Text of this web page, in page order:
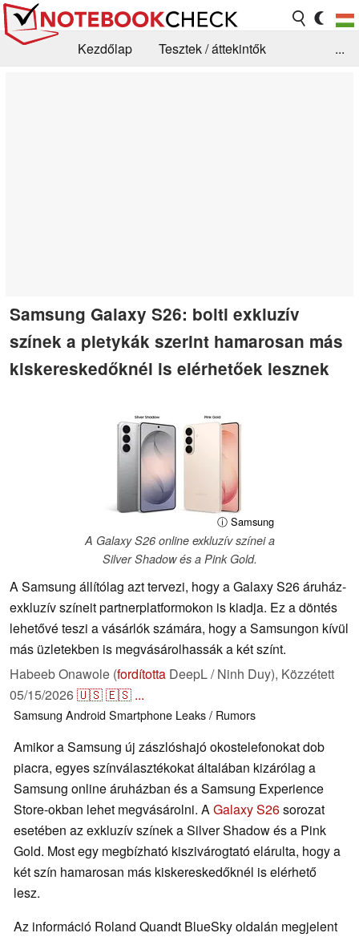
Kezdőlap
Tesztek / áttekintők
...
Samsung Galaxy S26: bolti exkluzív
színek a pletykák szerint hamarosan más
kiskereskedőknél is elérhetőek lesznek
ⓘ Samsung
A Galaxy S26 online exkluzív színei a
Silver Shadow és a Pink Gold.
A Samsung állítólag azt tervezi, hogy a Galaxy S26 áruház-
exkluzív színeit partnerplatformokon is kiadja. Ez a döntés
lehetővé teszi a vásárlók számára, hogy a Samsungon kívül
más üzletekben is megvásárolhassák a két színt.
Habeeb Onawole (fordította DeepL / Ninh Duy), Közzétett
05/15/2026🇺🇸🇪🇸 ...
Samsung AndroidSmartphone Leaks / Rumors
Amikor a Samsung új zászlóshajó okostelefonokat dob
piacra, egyes színválasztékokat általában kizárólag a
Samsung online áruházban és a Samsung Experience
Store-okban lehet megvásárolni. AGalaxy S26sorozat
esetében az exkluzív színek a Silver Shadow és a Pink
Gold. Most egy megbízható kiszivárogtató elárulta, hogy a
két szín hamarosan más kiskereskedőknél is elérhető
lesz.
Az információ Roland Quandt BlueSky oldalán megjelent